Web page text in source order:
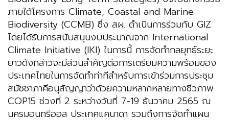
ภายใต้โครงการ Climate, Coastal and Marine
Biodiversity (CCMB) ซึ่ง สผ. ดำเนินการร่วมกับ GIZ
โดยได้รับการสนับสนุนงบประมาณจาก International
Climate Initiative (IKI) ในการนี้ การจัดทำกลยุทธ์ระยะ
ยาวดังกล่าวจะมีส่วนสำคัญต่อการเตรียมความพร้อมของ
ประเทศไทยในการจัดทำท่าทีสำหรับการเข้าร่วมการประชุม
สมัชชาภาคีอนุสัญญาว่าด้วยความหลากหลายทางชีวภาพ
COP15 ช่วงที่ 2 ระหว่างวันที่ 7-19 ธันวาคม 2565 ณ
นครมอนทรีออล ประเทศแคนาดา รวมถึงการจัดทำแผน